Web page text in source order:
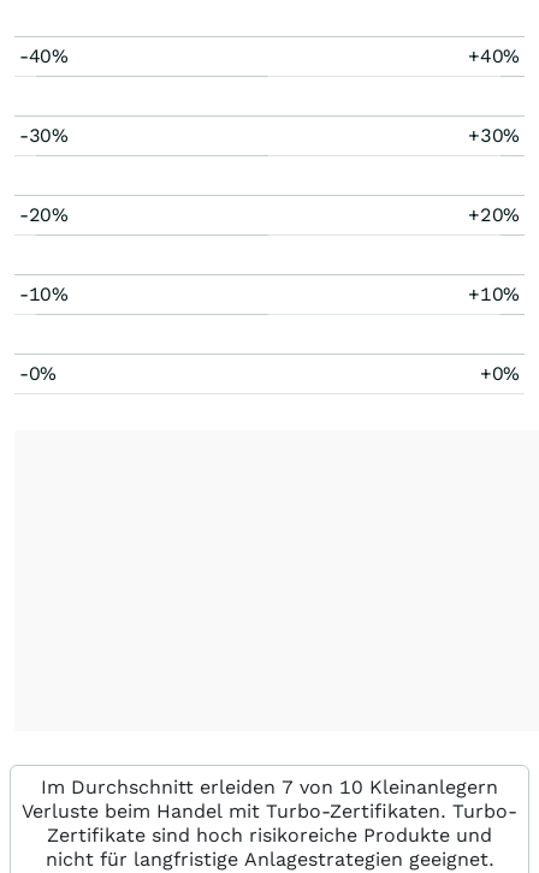
-40% +40%
-30% +30%
-20% +20%
-10% +10%
-0% +0%
Im Durchschnitt erleiden 7 von 10 Kleinanlegern
Verluste beim Handel mit Turbo-Zertifikaten. Turbo-
Zertifikate sind hoch risikoreiche Produkte und
nicht für langfristige Anlagestrategien geeignet.